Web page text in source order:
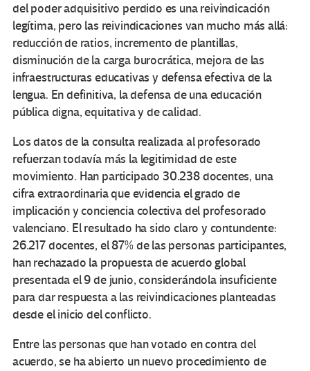
del poder adquisitivo perdido es una reivindicación
legítima, pero las reivindicaciones van mucho más allá:
reducción de ratios, incremento de plantillas,
disminución de la carga burocrática, mejora de las
infraestructuras educativas y defensa efectiva de la
lengua. En definitiva, la defensa de una educación
pública digna, equitativa y de calidad.
Los datos de la consulta realizada al profesorado
refuerzan todavía más la legitimidad de este
movimiento. Han participado 30.238 docentes, una
cifra extraordinaria que evidencia el grado de
implicación y conciencia colectiva del profesorado
valenciano. El resultado ha sido claro y contundente:
26.217 docentes, el 87% de las personas participantes,
han rechazado la propuesta de acuerdo global
presentada el 9 de junio, considerándola insuficiente
para dar respuesta a las reivindicaciones planteadas
desde el inicio del conflicto.
Entre las personas que han votado en contra del
acuerdo, se ha abierto un nuevo procedimiento de